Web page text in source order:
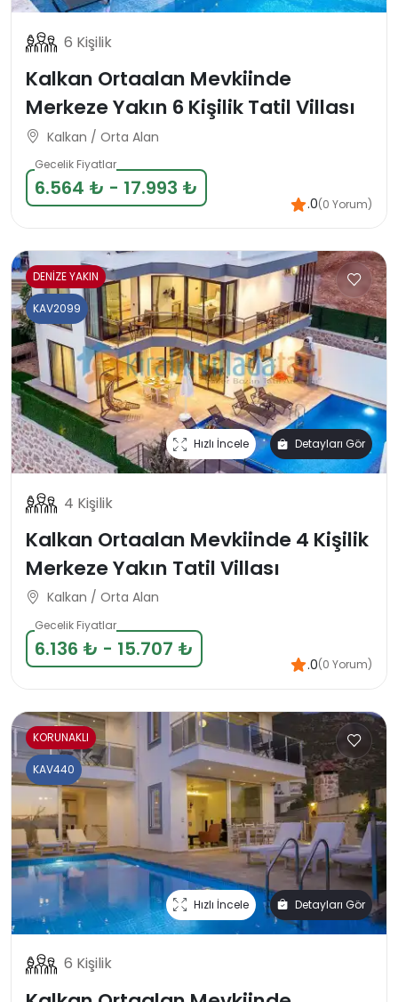
6 Kişilik
Kalkan Ortaalan Mevkiinde
Merkeze Yakın 6 Kişilik Tatil Villası
Kalkan / Orta Alan
Gecelik Fiyatlar
6.564 ₺ - 17.993 ₺
.0(0 Yorum)
DENİZE YAKIN
Hızlı İncele Detayları Gör
KAV2099
4 Kişilik
Kalkan Ortaalan Mevkiinde 4 Kişilik
Merkeze Yakın Tatil Villası
Kalkan / Orta Alan
Gecelik Fiyatlar
6.136 ₺ - 15.707 ₺
.0(0 Yorum)
KORUNAKLI
Hızlı İncele Detayları Gör
KAV440
6 Kişilik